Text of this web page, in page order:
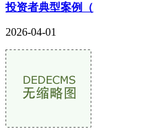
投资者典型案例（
2026-04-01